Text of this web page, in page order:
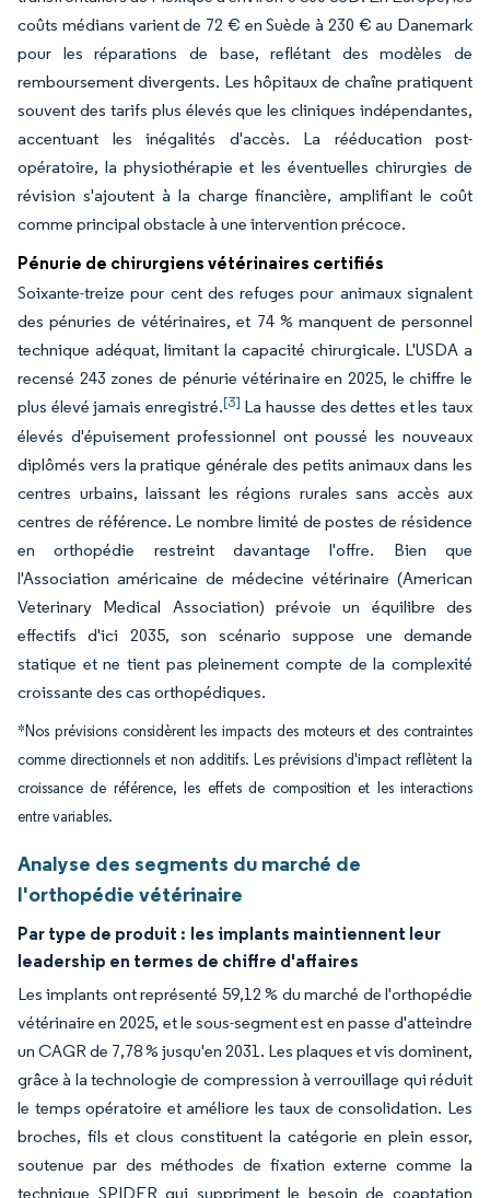
coûts médians varient de 72 € en Suède à 230 € au Danemark
pour les réparations de base, reflétant des modèles de
remboursement divergents. Les hôpitaux de chaîne pratiquent
souvent des tarifs plus élevés que les cliniques indépendantes,
accentuant les inégalités d'accès. La rééducation post-
opératoire, la physiothérapie et les éventuelles chirurgies de
révision s'ajoutent à la charge financière, amplifiant le coût
comme principal obstacle à une intervention précoce.
Pénurie de chirurgiens vétérinaires certifiés
Soixante-treize pour cent des refuges pour animaux signalent
des pénuries de vétérinaires, et 74 % manquent de personnel
technique adéquat, limitant la capacité chirurgicale. L'USDA a
recensé 243 zones de pénurie vétérinaire en 2025, le chiffre le
plus élevé jamais enregistré.[3] La hausse des dettes et les taux
élevés d'épuisement professionnel ont poussé les nouveaux
diplômés vers la pratique générale des petits animaux dans les
centres urbains, laissant les régions rurales sans accès aux
centres de référence. Le nombre limité de postes de résidence
en orthopédie restreint davantage l'offre. Bien que
l'Association américaine de médecine vétérinaire (American
Veterinary Medical Association) prévoie un équilibre des
effectifs d'ici 2035, son scénario suppose une demande
statique et ne tient pas pleinement compte de la complexité
croissante des cas orthopédiques.
*Nos prévisions considèrent les impacts des moteurs et des contraintes
comme directionnels et non additifs. Les prévisions d'impact reflètent la
croissance de référence, les effets de composition et les interactions
entre variables.
Analyse des segments du marché de
l'orthopédie vétérinaire
Par type de produit : les implants maintiennent leur
leadership en termes de chiffre d'affaires
Les implants ont représenté 59,12 % du marché de l'orthopédie
vétérinaire en 2025, et le sous-segment est en passe d'atteindre
un CAGR de 7,78 % jusqu'en 2031. Les plaques et vis dominent,
grâce à la technologie de compression à verrouillage qui réduit
le temps opératoire et améliore les taux de consolidation. Les
broches, fils et clous constituent la catégorie en plein essor,
soutenue par des méthodes de fixation externe comme la
technique SPIDER qui suppriment le besoin de coaptation